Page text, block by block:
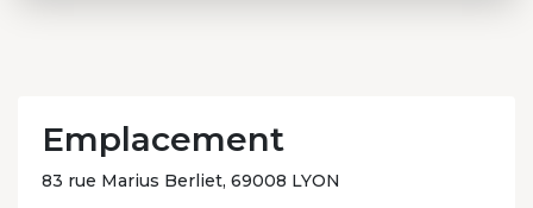
Emplacement
83 rue Marius Berliet, 69008 LYON